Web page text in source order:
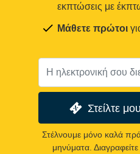
εκπτώσεις με
Μάθετε πρώτοι
Στείλτε
Στέλνουμε μόνο καλά
μηνύματα.